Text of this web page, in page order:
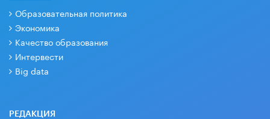
Образовательная политика
Экономика
Качество образования
Интервести
Big data
РЕДАКЦИЯ